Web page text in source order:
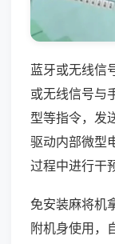
蓝牙或无线信
或无线信号与
型等指令，发
驱动内部微型
过程中进行干
免安装麻将机
附机身使用，